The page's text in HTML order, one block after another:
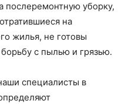
послеремонтную уборку,
на
жилья, не готовы
с пылью и грязью.
специалисты в